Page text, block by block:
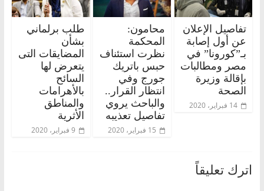
تفاصيل الإعلان
عن أول إصابة
بـ”كورونا” في
مصر ومطالبات
بإقالة وزيرة
الصحة
14 فبراير، 2020
محامون:
المحكمة
نظرت استئناف
حبس باتريك
جورج وفي
انتظار القرار..
والباحث يروي
تفاصيل تعذيبه
15 فبراير، 2020
طلب برلماني
بشأن
المضايقات التى
يتعرض لها
السائح
بالأهرامات
والمناطق
الأثرية
9 فبراير، 2020
اترك تعليقاً